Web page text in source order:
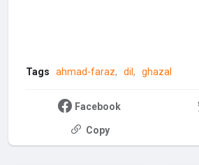
Tags ahmad-faraz dil ghazal
Facebook
Copy